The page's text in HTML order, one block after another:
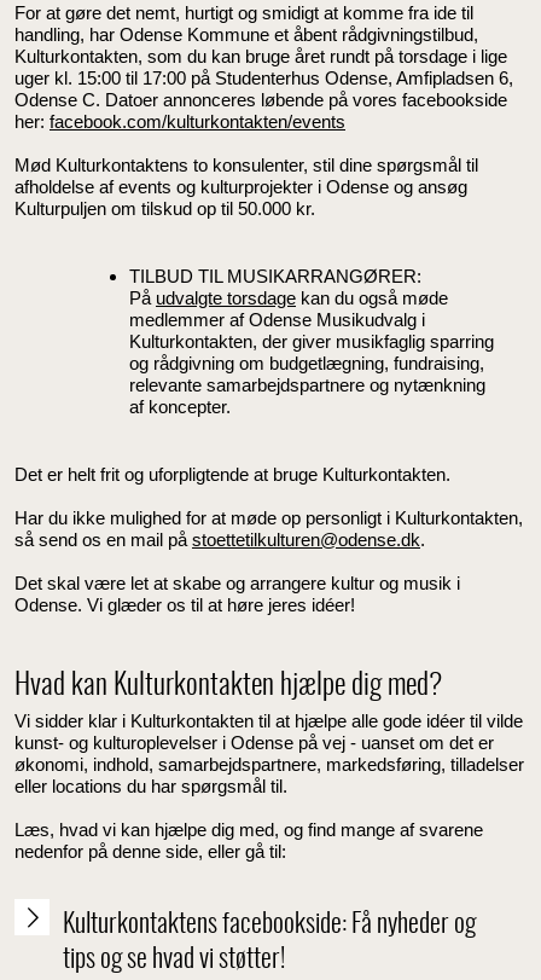
For at gøre det nemt, hurtigt og smidigt at komme fra ide til
handling, har Odense Kommune et åbent rådgivningstilbud,
Kulturkontakten, som du kan bruge året rundt på torsdage i lige
uger kl. 15:00 til 17:00 på Studenterhus Odense, Amfipladsen 6,
Odense C. Datoer annonceres løbende på vores facebookside
her: facebook.com/kulturkontakten/events
Mød Kulturkontaktens to konsulenter, stil dine spørgsmål til
afholdelse af events og kulturprojekter i Odense og ansøg
Kulturpuljen om tilskud op til 50.000 kr.
TILBUD TIL MUSIKARRANGØRER:
På udvalgte torsdage kan du også møde
medlemmer af Odense Musikudvalg i
Kulturkontakten, der giver musikfaglig sparring
og rådgivning om budgetlægning, fundraising,
relevante samarbejdspartnere og nytænkning
af koncepter.
Det er helt frit og uforpligtende at bruge Kulturkontakten.
Har du ikke mulighed for at møde op personligt i Kulturkontakten,
så send os en mail på stoettetilkulturen@odense.dk.
Det skal være let at skabe og arrangere kultur og musik i
Odense. Vi glæder os til at høre jeres idéer!
Hvad kan Kulturkontakten hjælpe dig med?
Vi sidder klar i Kulturkontakten til at hjælpe alle gode idéer til vilde
kunst- og kulturoplevelser i Odense på vej - uanset om det er
økonomi, indhold, samarbejdspartnere, markedsføring, tilladelser
eller locations du har spørgsmål til.
Læs, hvad vi kan hjælpe dig med, og find mange af svarene
nedenfor på denne side, eller gå til:
Kulturkontaktens facebookside: Få nyheder og
tips og se hvad vi støtter!